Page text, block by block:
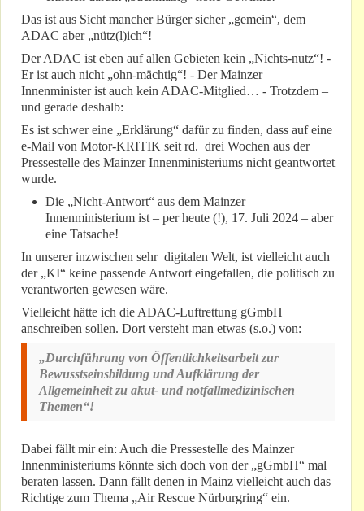
Das ist aus Sicht mancher Bürger sicher „gemein“, dem
ADAC aber „nütz(l)ich“!
Der ADAC ist eben auf allen Gebieten kein „Nichts-nutz“! -
Er ist auch nicht „ohn-mächtig“! - Der Mainzer
Innenminister ist auch kein ADAC-Mitglied… - Trotzdem –
und gerade deshalb:
Es ist schwer eine „Erklärung“ dafür zu finden, dass auf eine
e-Mail von Motor-KRITIK seit rd. drei Wochen aus der
Pressestelle des Mainzer Innenministeriums nicht geantwortet
wurde.
Die „Nicht-Antwort“ aus dem Mainzer
Innenministerium ist – per heute (!), 17. Juli 2024 – aber
eine Tatsache!
In unserer inzwischen sehr digitalen Welt, ist vielleicht auch
der „KI“ keine passende Antwort eingefallen, die politisch zu
verantworten gewesen wäre.
Vielleicht hätte ich die ADAC-Luftrettung gGmbH
anschreiben sollen. Dort versteht man etwas (s.o.) von:
„Durchführung von Öffentlichkeitsarbeit zur
Bewusstseinsbildung und Aufklärung der
Allgemeinheit zu akut- und notfallmedizinischen
Themen“!
Dabei fällt mir ein: Auch die Pressestelle des Mainzer
Innenministeriums könnte sich doch von der „gGmbH“ mal
beraten lassen. Dann fällt denen in Mainz vielleicht auch das
Richtige zum Thema „Air Rescue Nürburgring“ ein.